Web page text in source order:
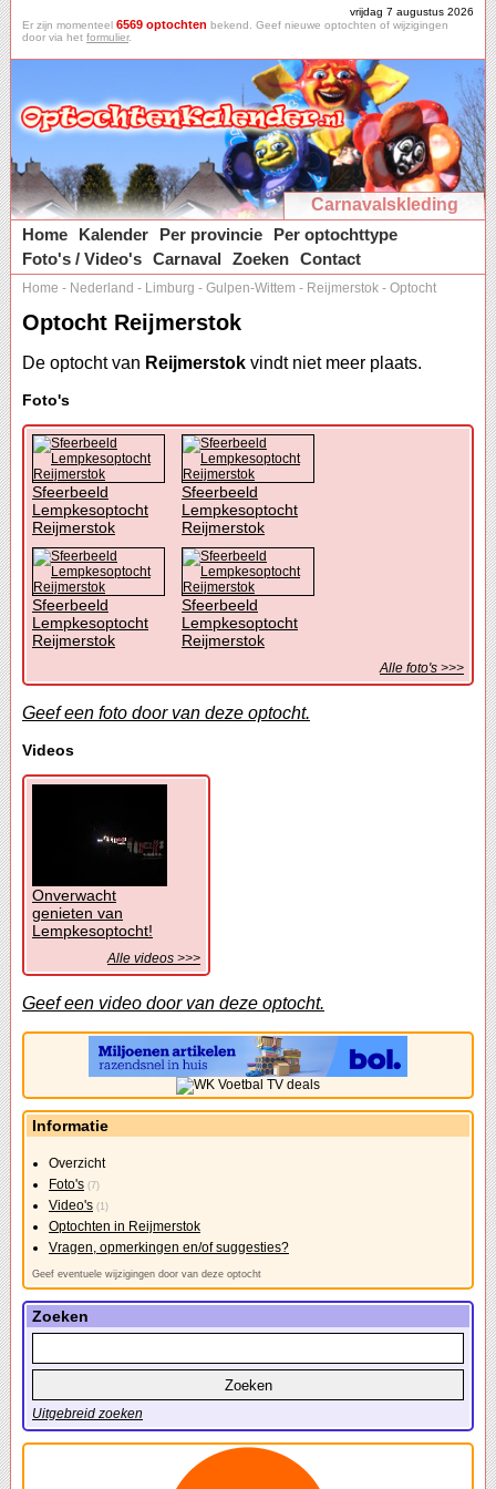
vrijdag 7 augustus 2026
Er zijn momenteel 6569 optochten bekend. Geef nieuwe optochten of wijzigingen
door via het formulier.
Carnavalskleding
Home
Kalender Per provincie
Per optochttype
Foto's / Video's Carnaval Zoeken Contact
Home - Nederland - Limburg - Gulpen-Wittem - Reijmerstok - Optocht
Optocht Reijmerstok
De optocht van Reijmerstok vindt niet meer plaats.
Foto's
Sfeerbeeld
Lempkesoptocht
Reijmerstok
Sfeerbeeld
Lempkesoptocht
Reijmerstok
Sfeerbeeld
Lempkesoptocht
Reijmerstok
Sfeerbeeld
Lempkesoptocht
Reijmerstok
Alle foto's >>>
Geef een foto door van deze optocht.
Videos
Onverwacht
genieten van
Lempkesoptocht!
Alle videos >>>
Geef een video door van deze optocht.
Informatie
Overzicht
Foto's (7)
Video's (1)
Optochten in Reijmerstok
Vragen, opmerkingen en/of suggesties?
Geef eventuele wijzigingen door van deze optocht
Zoeken
Uitgebreid zoeken